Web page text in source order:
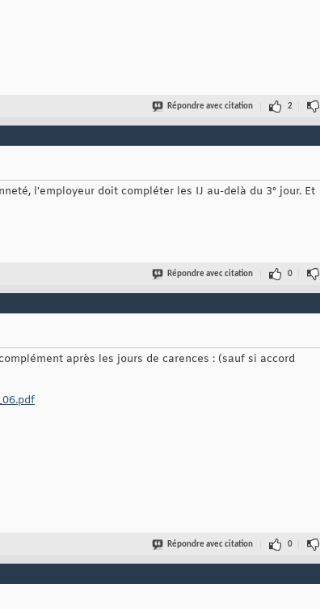
Répondre avec citation 2
l'employeur doit compléter les IJ au-delà du 3° jour. Et
Répondre avec citation 0
après les jours de carences : (sauf si accord
Répondre avec citation 0